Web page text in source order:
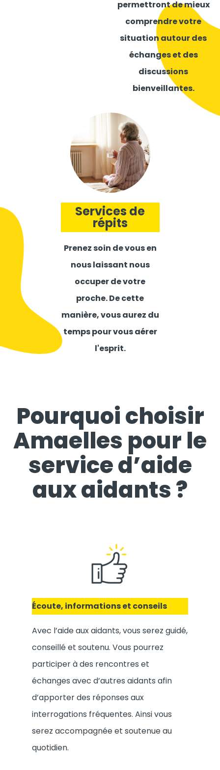
permettront de mieux
comprendre votre
situation autour des
échanges et des
discussions
bienveillantes.
Services de
répits
Prenez soin de vous en
nous laissant nous
occuper de votre
proche. De cette
manière, vous aurez du
temps pour vous aérer
l'esprit.
Pourquoi choisir
Amaelles pour le
service d’aide
aux aidants ?
Écoute, informations et conseils
Avec l’aide aux aidants, vous serez guidé,
conseillé et soutenu. Vous pourrez
participer à des rencontres et
échanges avec d’autres aidants afin
d’apporter des réponses aux
interrogations fréquentes. Ainsi vous
serez accompagnée et soutenue au
quotidien.